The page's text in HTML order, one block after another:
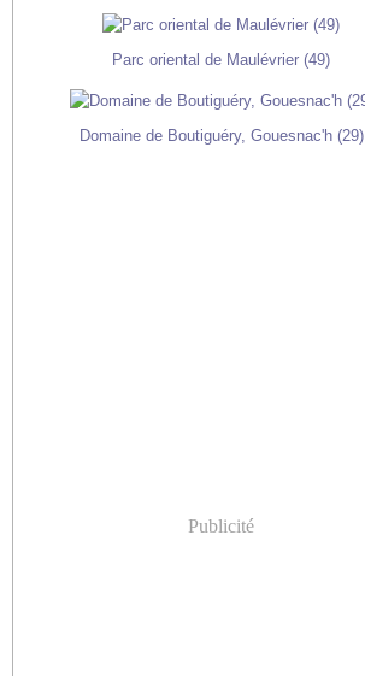
Parc oriental de Maulévrier (49)
Domaine de Boutiguéry, Gouesnac'h (29)
Publicité